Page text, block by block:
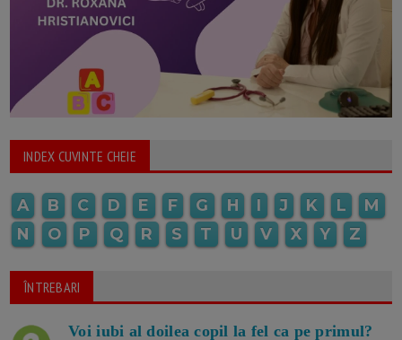
INDEX CUVINTE CHEIE
A B C D E F G H I J K L
M
N
O P Q R S T U V X Y Z
ÎNTREBARI
Voi iubi al doilea copil la fel ca pe primul?